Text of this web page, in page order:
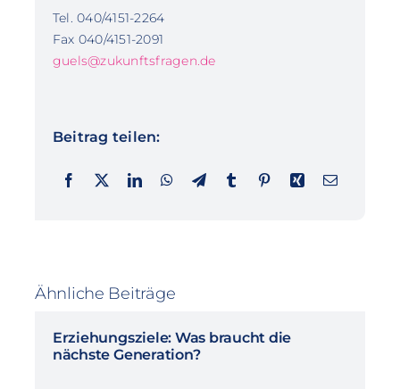
Tel. 040/4151-2264
Fax 040/4151-2091
guels@zukunftsfragen.de
Beitrag teilen:
Ähnliche Beiträge
Erziehungsziele: Was braucht die
nächste Generation?